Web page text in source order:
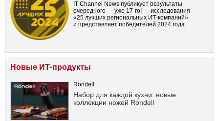
IT Channel News публикует результаты
очередного — уже 17-го! — исследования
«25 лучших региональных ИТ-компаний»
и представляет победителей 2024 года.
Новые ИТ-продукты
Röndell
Набор для каждой кухни: новые
коллекции ножей Rondell